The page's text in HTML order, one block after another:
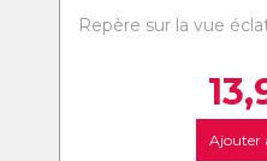
Repère sur la vue
Ajouter